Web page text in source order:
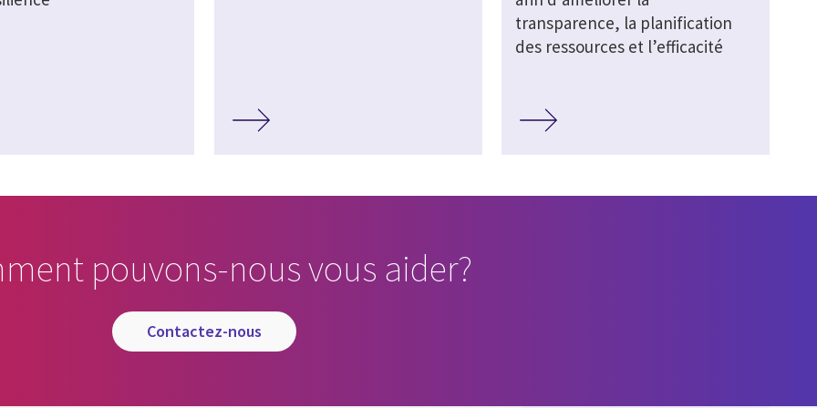
transparence, la planification
des ressources et l’efficacité
pouvons-nous vous aider?
contactez-nous